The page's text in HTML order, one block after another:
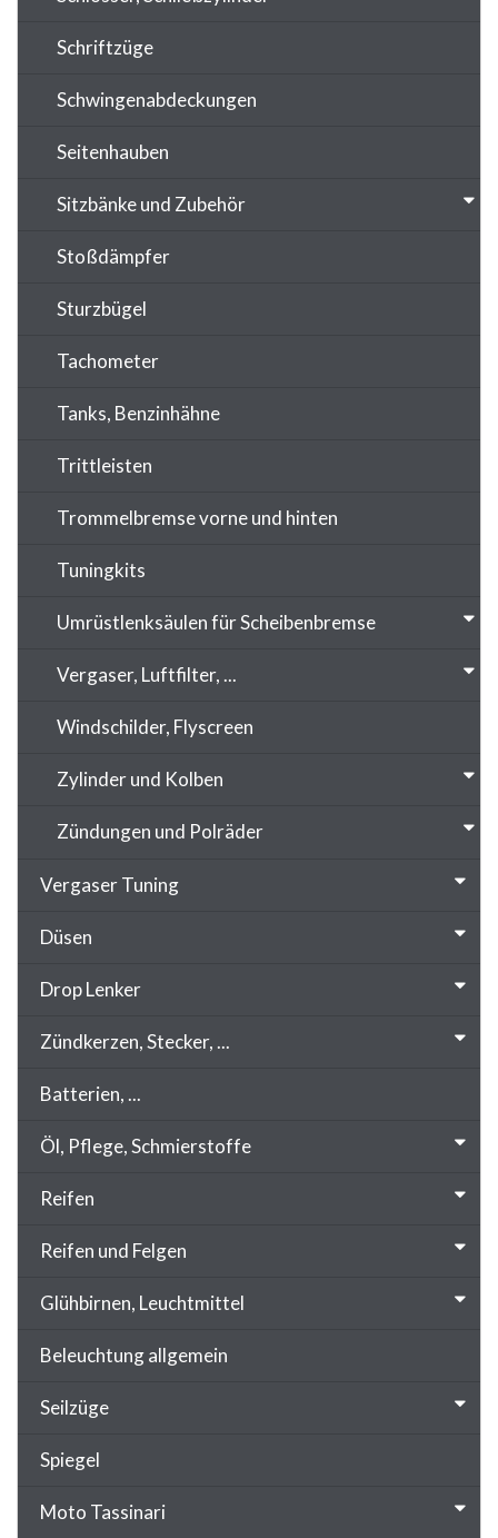
Schriftzüge
Schwingenabdeckungen
Seitenhauben
Sitzbänke und Zubehör
Stoßdämpfer
Sturzbügel
Tachometer
Tanks, Benzinhähne
Trittleisten
Trommelbremse vorne und hinten
Tuningkits
Umrüstlenksäulen für Scheibenbremse
Vergaser, Luftfilter, ...
Windschilder, Flyscreen
Zylinder und Kolben
Zündungen und Polräder
Vergaser Tuning
Düsen
Drop Lenker
Zündkerzen, Stecker, ...
Batterien, ...
Öl, Pflege, Schmierstoffe
Reifen
Reifen und Felgen
Glühbirnen, Leuchtmittel
Beleuchtung allgemein
Seilzüge
Spiegel
Moto Tassinari